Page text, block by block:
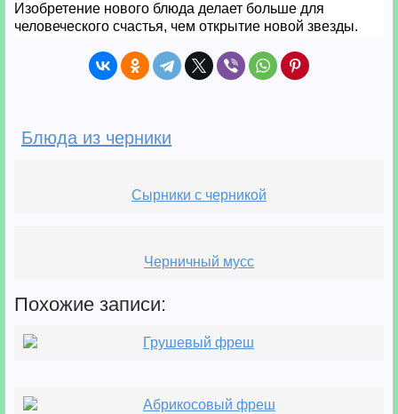
Изобретение нового блюда делает больше для
человеческого счастья, чем открытие новой звезды.
Блюда из черники
Сырники с черникой
Черничный мусс
Похожие записи:
Грушевый фреш
Абрикосовый фреш